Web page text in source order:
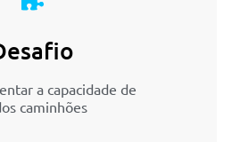
a capacidade de
caminhões